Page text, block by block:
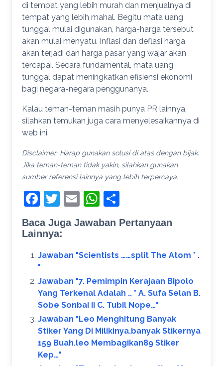
di tempat yang lebih murah dan menjualnya di
tempat yang lebih mahal. Begitu mata uang
tunggal mulai digunakan, harga-harga tersebut
akan mulai menyatu. Inflasi dan deflasi harga
akan terjadi dan harga pasar yang wajar akan
tercapai. Secara fundamental, mata uang
tunggal dapat meningkatkan efisiensi ekonomi
bagi negara-negara penggunanya.
Kalau teman-teman masih punya PR lainnya,
silahkan temukan juga cara menyelesaikannya di
web ini.
Disclaimer: Harap gunakan solusi di atas dengan bijak.
Jika teman-teman tidak yakin, silahkan gunakan
sumber referensi lainnya yang lebih terpercaya.
Facebook
Twitter
EmailWhatsApp
Baca Juga Jawaban Pertanyaan
Lainnya:
Jawaban "Scientists ……split The Atom * .​
"
Jawaban "7. Pemimpin Kerajaan Bipolo
Yang Terkenal Adalah .. * A. Sufa Selan B.
Sobe Sonbai II C. Tubil Nope…"
Jawaban "Leo Menghitung Banyak
Stiker Yang Di Milikinya.banyak Stikernya
159 Buah.leo Membagikan89 Stiker
Kep…"